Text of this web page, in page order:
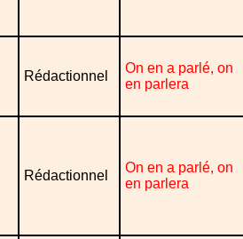
Rédactionnel
On en a parlé, on
en parlera
Rédactionnel
On en a parlé, on
en parlera